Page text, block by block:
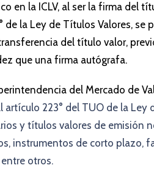
en la ICLV, al ser la firma del
la Ley de Títulos Valores, se
del título valor,
que una firma autógrafa.
del Mercado de
223° del TUO de la Ley
y títulos valores de emisión
instrumentos de corto plazo,
otros.